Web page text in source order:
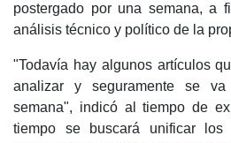
postergado por una semana, a
análisis técnico y político de la
"Todavía hay algunos artículos
analizar y seguramente se
semana", indicó al tiempo de
tiempo se buscará unificar los